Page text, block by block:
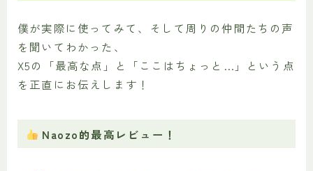
僕が実際に使ってみて、そして周りの仲間たちの声
を聞いてわかった、
X5の「最高な点」と「ここはちょっと…」という点
を正直にお伝えします！
Naozo的最高レビュー！